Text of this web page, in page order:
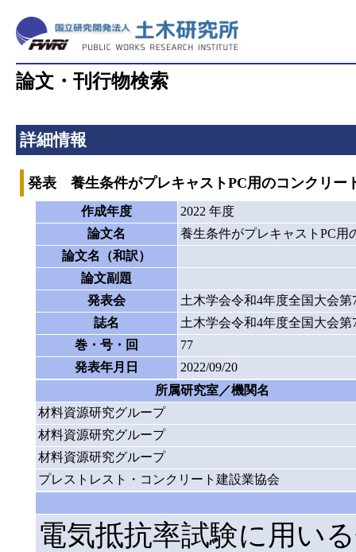
論文・刊行物検索
詳細情報
発表 養生条件がプレキャストPC用のコンクリー
作成年度
2022 年度
論文名
養生条件がプレキャストPC用
論文名（和訳）
論文副題
発表会
土木学会令和4年度全国大会
誌名
土木学会令和4年度全国大会
巻・号・回
77
発表年月日
2022/09/20
所属研究室／機関名
材料資源研究グループ
材料資源研究グループ
材料資源研究グループ
プレストレスト・コンクリート建設業協会
電気抵抗率試験に用い